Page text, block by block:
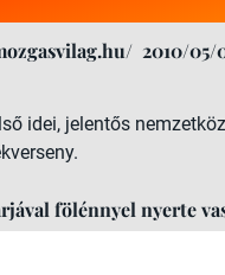
2010/05/
idei, jelentős
fölénnyel nyerte